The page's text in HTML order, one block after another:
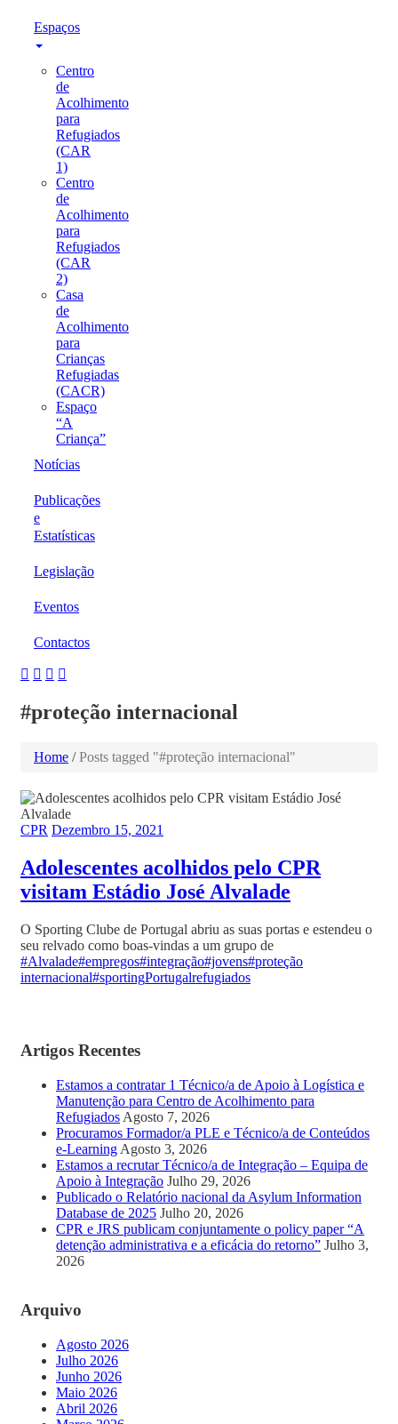
Espaços
Centro
de
Acolhimento
para
Refugiados
(CAR
1)
Centro
de
Acolhimento
para
Refugiados
(CAR
2)
Casa
de
Acolhimento
para
Crianças
Refugiadas
(CACR)
Espaço
“A
Criança”
Notícias
Publicações
e
Estatísticas
Legislação
Eventos
Contactos
#proteção internacional
Home / Posts tagged "#proteção internacional"
CPR Dezembro 15, 2021
Adolescentes acolhidos pelo CPR
visitam Estádio José Alvalade
O Sporting Clube de Portugal abriu as suas portas e estendeu o
seu relvado como boas-vindas a um grupo de
#Alvalade#empregos#integração#jovens#proteção
internacional#sportingPortugalrefugiados
Artigos Recentes
Estamos a contratar 1 Técnico/a de Apoio à Logística e
Manutenção para Centro de Acolhimento para
Refugiados Agosto 7, 2026
Procuramos Formador/a PLE e Técnico/a de Conteúdos
e-Learning Agosto 3, 2026
Estamos a recrutar Técnico/a de Integração – Equipa de
Apoio à Integração Julho 29, 2026
Publicado o Relatório nacional da Asylum Information
Database de 2025 Julho 20, 2026
CPR e JRS publicam conjuntamente o policy paper “A
detenção administrativa e a eficácia do retorno” Julho 3,
2026
Arquivo
Agosto 2026
Julho 2026
Junho 2026
Maio 2026
Abril 2026